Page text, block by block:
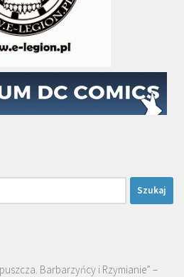
Barbarzyńcy i Rzymianie” –